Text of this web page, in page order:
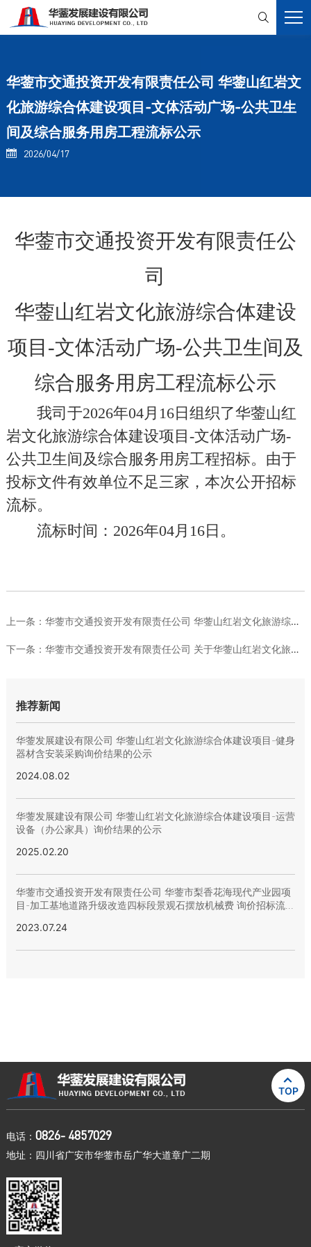

华蓥市交通投资开发有限责任公司 华蓥山红岩文
化旅游综合体建设项目-文体活动广场-公共卫生
间及综合服务用房工程流标公示
 2026/04/17
华蓥市交通投资开发有限责任公
司
华蓥山红岩文化旅游综合体建设
项目-文体活动广场-公共卫生间及
综合服务用房工程流标公示
我司于2026年04月 16日组织了华蓥山红
岩文化旅游综合体建设项目-文体活动广场-
公共卫生间及综合服务用房工程招标。由于
投标文件有效单位不足三家，本次公开招标
流标。
流标时间： 2026年04月 16日。
上一条： 华蓥市交通投资开发有限责任公司 华蓥山红岩文化旅游综合体建设...
下一条： 华蓥市交通投资开发有限责任公司 关于华蓥山红岩文化旅游综合体...
推荐新闻
华蓥发展建设有限公司 华蓥山红岩文化旅游综合体建设项目-健身
器材含安装采购询价结果的公示
2024.08.02
华蓥发展建设有限公司 华蓥山红岩文化旅游综合体建设项目-运营
设备（办公家具）询价结果的公示
2025.02.20
华蓥市交通投资开发有限责任公司 华蓥市梨香花海现代产业园项
目-加工基地道路升级改造四标段景观石摆放机械费 询价招标流标
2023.07.24

TOP
电话： 0826- 4857029
地址：四川省广安市华蓥市岳广华大道章广二期